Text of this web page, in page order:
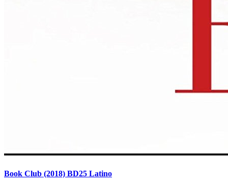
Book Club (2018) BD25 Latino